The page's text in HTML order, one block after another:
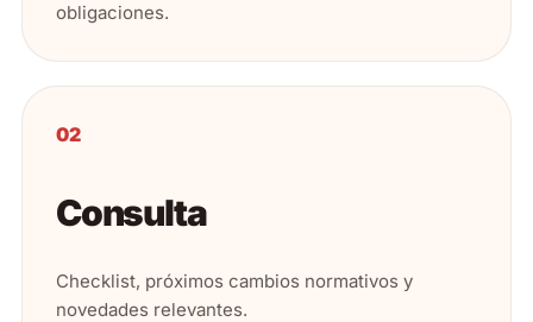
obligaciones.
02
Consulta
Checklist, próximos cambios normativos y
novedades relevantes.